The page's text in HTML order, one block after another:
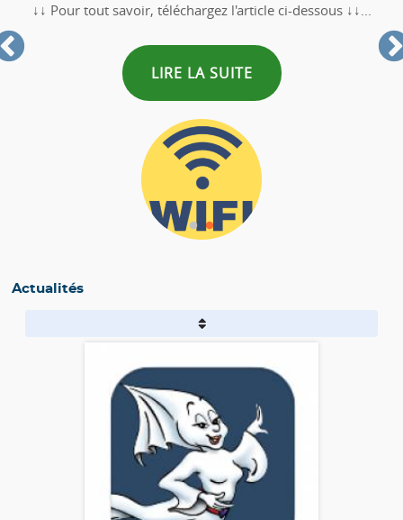
↓↓ Pour tout savoir, téléchargez l'article ci-dessous ↓↓...
LIRE LA SUITE
Actualités